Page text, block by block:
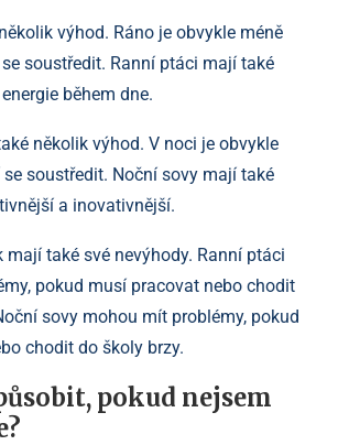
výhod. Ráno je obvykle méně
soustředit. Ranní ptáci mají také
během dne.
několik výhod. V noci je obvykle
soustředit. Noční sovy mají také
a inovativnější.
mají také své nevýhody. Ranní ptáci
pokud musí pracovat nebo chodit
sovy mohou mít problémy, pokud
chodit do školy brzy.
pokud nejsem